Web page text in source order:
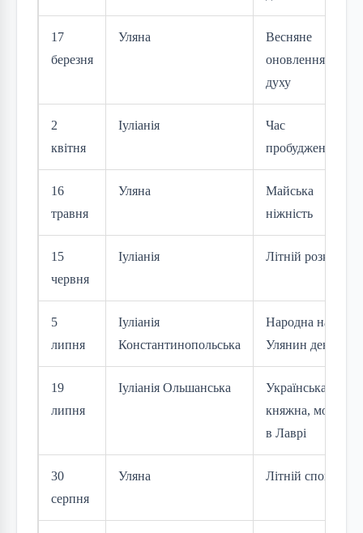
17
березня
Уляна
Весняне
оновлення
духу
2
квітня
Іуліанія
Час
пробудження
16
травня
Уляна
Майська
ніжність
15
червня
Іуліанія Літній розквіт
5
липня
Іуліанія
Константинопольська
Народна назва
Улянин день
19
липня
Іуліанія Ольшанська
Українська
княжна, мощі
в Лаврі
30
серпня
Уляна Літній спокій